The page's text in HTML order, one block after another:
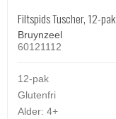
Filtspids Tuscher, 12-pak
Bruynzeel
60121112
12-pak
Glutenfri
Alder: 4+